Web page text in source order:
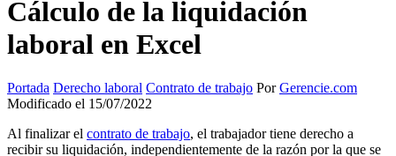
Cálculo de la liquidación
laboral en Excel
Portada Derecho laboral Contrato de trabajo PorGerencie.com
Modificado el 15/07/2022
Al finalizar el contrato de trabajo, el trabajador tiene derecho a
recibir su liquidación, independientemente de la razón por la que se